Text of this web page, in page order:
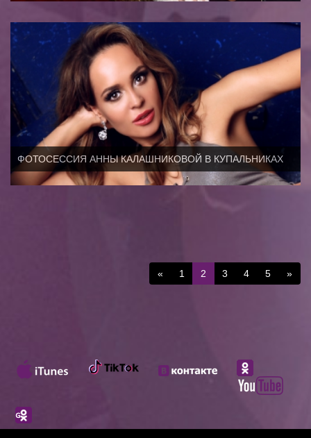
ФОТОСЕССИЯ АННЫ КАЛАШНИКОВОЙ В КУПАЛЬНИКАХ
« 1 2 3 4 5 »